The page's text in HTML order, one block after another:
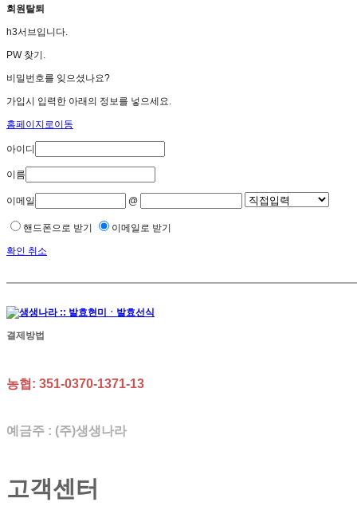
회원탈퇴
h3서브입니다.
PW 찾기.
비밀번호를 잊으셨나요?
가입시 입력한 아래의 정보를 넣으세요.
홈페이지로이동
아이디
이름
이메일 @
핸드폰으로 받기 이메일로 받기
확인 취소
결제방법
농협: 351-0370-1371-13
예금주 : (주)생생나라
고객센터